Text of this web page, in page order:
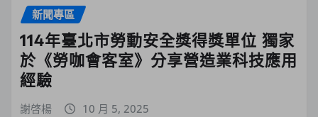
新聞專區
114年臺北市勞動安全獎得獎單位 獨家
於《勞咖會客室》分享營造業科技應用
經驗
謝啓楊 10 月 5, 2025